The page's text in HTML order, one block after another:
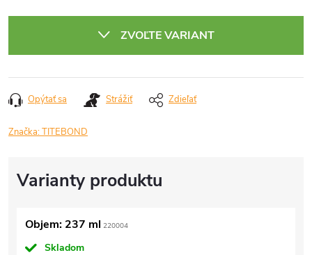
ZVOĽTE VARIANT
Opýtať sa Strážiť Zdieľať
Značka:TITEBOND
Objem: 237 ml 220004
Skladom